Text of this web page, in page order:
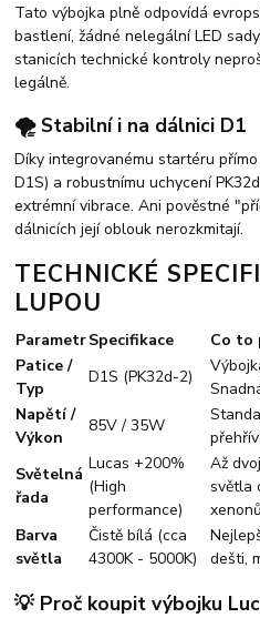
Tato výbojka plně odpovídá
bastlení, žádné nelegální LED
stanicích technické kontroly
legálně.
🌪️ Stabilní i na dálnici D1
Díky integrovanému startéru
D1S) a robustnímu uchycení
extrémní vibrace. Ani pověstné
dálnicích její oblouk nerozkmitají.
TECHNICKÉ
LUPOU
ParametrSpecifikace
Co to
Patice /
Typ
D1S (PK32d-2)
Napětí /
Výkon
85V / 35W
Světelná
řada
Lucas +200%
(High
performance)
Až
světla
Barva
světla
Čistě bílá (cca
4300K - 5000K)
dešti,
💡 Proč koupit výbojku